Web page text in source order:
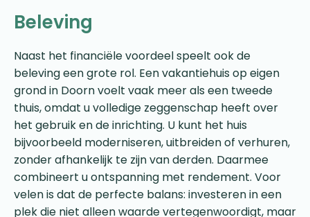
Beleving
Naast het financiële voordeel speelt ook de
beleving een grote rol. Een vakantiehuis op eigen
grond in Doorn voelt vaak meer als een tweede
thuis, omdat u volledige zeggenschap heeft over
het gebruik en de inrichting. U kunt het huis
bijvoorbeeld moderniseren, uitbreiden of verhuren,
zonder afhankelijk te zijn van derden. Daarmee
combineert u ontspanning met rendement. Voor
velen is dat de perfecte balans: investeren in een
plek die niet alleen waarde vertegenwoordigt, maar